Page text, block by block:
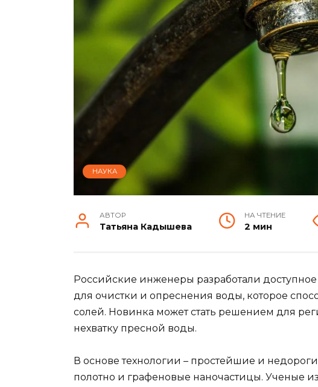
НАУКА
АВТОР
Татьяна Кадышева
НА ЧТЕНИЕ
2 мин
Российские инженеры разработали
для очистки и опреснения воды, которое
солей. Новинка может стать решением для
нехватку пресной воды.
В основе технологии – простейшие и
полотно и графеновые наночастицы. Ученые